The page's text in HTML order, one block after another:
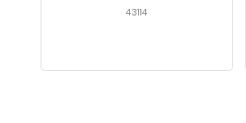
43114